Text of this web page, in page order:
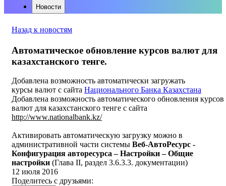
Новости
Назад к новостям
Автоматическое обновление курсов валют для
казахстанского тенге.
Добавлена возможность автоматически загружать
курсы валют с сайта Национального Банка Казахстана
Добавлена возможность автоматического обновления курсов
валют для казахстанского тенге с сайта
http://www.nationalbank.kz/
Активировать автоматическую загрузку можно в
административной части системы Веб-АвтоРесурс -
Конфигурация авторесурса – Настройки – Общие
настройки (Глава II, раздел 3.6.3.3. документации)
12 июля 2016
Поделитесь с друзьями: